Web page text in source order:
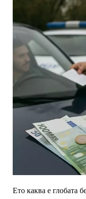
Ето каква е глобата